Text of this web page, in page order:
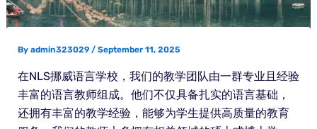
By admin323029 / September 11, 2025
在NLS挪威语言学校，我们的教学团队由一群专业且经验
丰富的语言教师组成。他们不仅具备扎实的语言基础，
还拥有丰富的教学经验，能够为学生提供高质量的教育